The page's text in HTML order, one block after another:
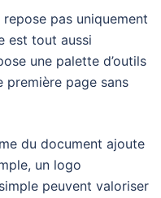
pas uniquement
est tout aussi
une palette d’outils
première page sans
du document ajoute
un logo
peuvent valoriser